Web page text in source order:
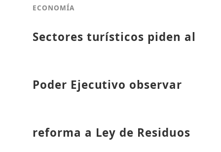
ECONOMÍA
Sectores turísticos piden al
Poder Ejecutivo observar
reforma a Ley de Residuos